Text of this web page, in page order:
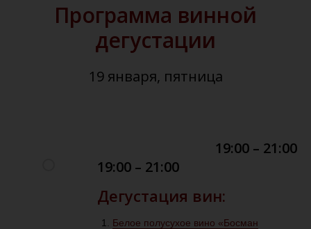
Программа винной
дегустации
19 января, пятница
19:00 – 21:00
19:00 – 21:00
Дегустация вин:
Белое полусухое вино «Босман